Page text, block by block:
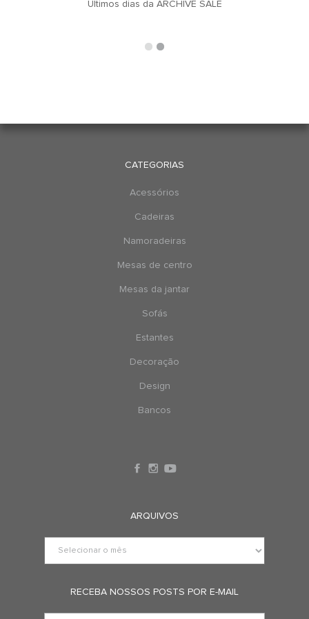
Últimos dias da ARCHIVE SALE
CATEGORIAS
Acessórios
Cadeiras
Namoradeiras
Mesas de centro
Mesas da jantar
Sofás
Estantes
Decoração
Design
Bancos
ARQUIVOS
RECEBA NOSSOS POSTS POR E-MAIL